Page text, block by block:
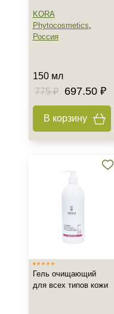
Восстановление
Показать еще
Применение
После пилинга
Гладкость
Обновление клеток
KORA
Phytocosmetics,
Россия
150 мл
775 ₽
697.50 ₽
В корзину
Гель очищающий
для всех типов кожи